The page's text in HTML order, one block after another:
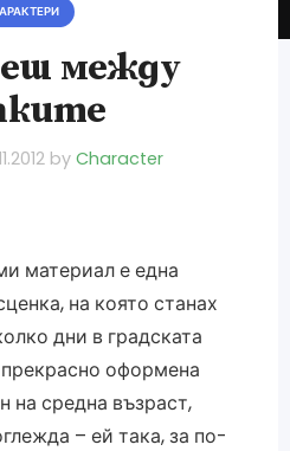
между
by Character
материал е една
на която станах
дни в градската
оформена
на средна възраст,
– ей така, за по-